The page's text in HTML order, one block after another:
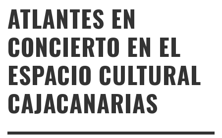
ATLANTES EN
CONCIERTO EN EL
ESPACIO CULTURAL
CAJACANARIAS